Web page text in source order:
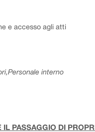
e accesso agli atti
interno
PASSAGGIO DI